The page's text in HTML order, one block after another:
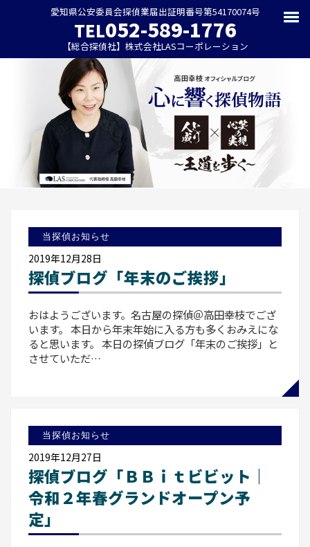
愛知県公安委員会探偵業届出証明番号第54170074号
TEL052-589-1776
【総合探偵社】株式会社LASコーポレーション
当探偵お知らせ
2019年12月28日
探偵ブログ「年末のご挨拶」
おはようございます。名古屋の探偵＠高田幸枝でござ
います。 本日から年末年始に入る方も多くおみえにな
ると思います。 本日の探偵ブログ「年末のご挨拶」と
させていただ…
当探偵お知らせ
2019年12月27日
探偵ブログ「ＢＢｉｔビビット｜
令和２年春グランドオープン予
定」